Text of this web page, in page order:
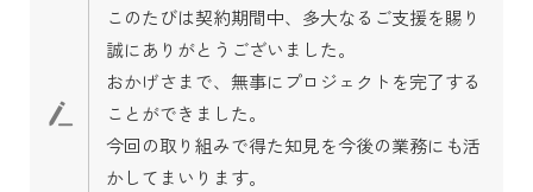
このたびは契約期間中、多大なるご支援を賜り
誠にありがとうございました。
おかげさまで、無事にプロジェクトを完了する
ことができました。
今回の取り組みで得た知見を今後の業務にも活
かしてまいります。